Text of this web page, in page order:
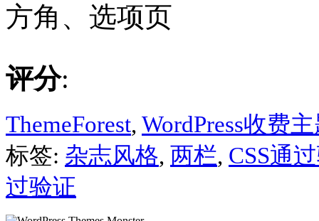
方角、选项页
评分:
ThemeForest, WordPress收费
标签: 杂志风格, 两栏, CSS通
过验证